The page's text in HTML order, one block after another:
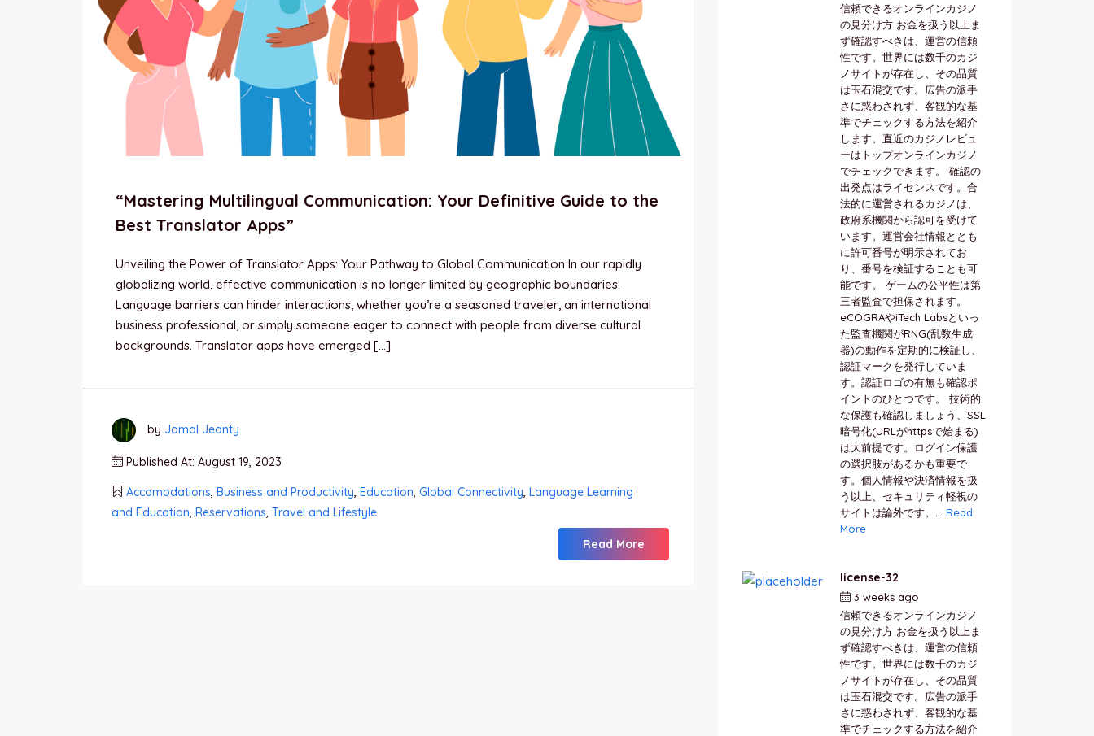
“Mastering Multilingual Communication: Your Definitive Guide to the
Best Translator Apps”
Unveiling the Power of Translator Apps: Your Pathway to Global Communication In our rapidly
globalizing world, effective communication is no longer limited by geographic boundaries.
Language barriers can hinder interactions, whether you’re a seasoned traveler, an international
business professional, or simply someone eager to connect with people from diverse cultural
backgrounds. Translator apps have emerged […]
by Jamal Jeanty
Published At: August 19, 2023
Accomodations, Business and Productivity, Education, Global Connectivity, Language Learning
and Education, Reservations, Travel and Lifestyle
Read More
信頼できるオンラインカジノ
の見分け方 お金を扱う以上ま
ず確認すべきは、運営の信頼
性です。世界には数千のカジ
ノサイトが存在し、その品質
は玉石混交です。広告の派手
さに惑わされず、客観的な基
準でチェックする方法を紹介
します。直近のカジノレビュ
ーはトップオンラインカジノ
でチェックできます。 確認の
出発点はライセンスです。合
法的に運営されるカジノは、
政府系機関から認可を受けて
います。運営会社情報ととも
に許可番号が明示されてお
り、番号を検証することも可
能です。 ゲームの公平性は第
三者監査で担保されます。
eCOGRAやiTech Labsといっ
た監査機関がRNG(乱数生成
器)の動作を定期的に検証し、
認証マークを発行していま
す。認証ロゴの有無も確認ポ
イントのひとつです。 技術的
な保護も確認しましょう、SSL
暗号化(URLがhttpsで始まる)
は大前提です。ログイン保護
の選択肢があるかも重要で
す。個人情報や決済情報を扱
う以上、セキュリティ軽視の
サイトは論外です。... Read
More
license-32
3 weeks ago
信頼できるオンラインカジノ
の見分け方 お金を扱う以上ま
ず確認すべきは、運営の信頼
性です。世界には数千のカジ
ノサイトが存在し、その品質
は玉石混交です。広告の派手
さに惑わされず、客観的な基
準でチェックする方法を紹介